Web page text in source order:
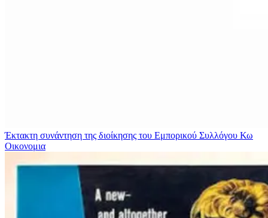
Έκτακτη συνάντηση της διοίκησης του Εμπορικού Συλλόγου Κω
Οικονομια